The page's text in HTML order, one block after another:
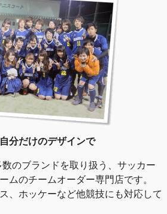
分だけのデザインで
のブランドを取り扱う、サッカー
ムのチームオーダー専門店です。
、ホッケーなど他競技にも対応して